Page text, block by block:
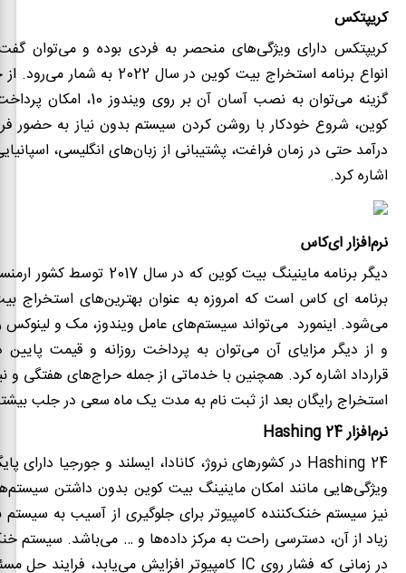
کریپتکس
کریپتکس دارای ویژگی‌های منحصر به فردی بوده و می‌توان
انواع برنامه استخراج بیت کوین
در سال 2022 به شمار
گزینه می‌توان به نصب آسان آن بر
کوین، شروع خودکار با روشن کردن سیستم بدون نیاز به حضور
درآمد حتی در زمان فراغت، پشتیبانی از زبان‌های انگلیسی،
اشاره کرد.
نرم‌افزار ای‌کاس
دیگر برنامه ماینینگ بیت کوین که در
برنامه ای کاس است که امروزه به عنوان بهترین‌های استخراج
می‌شود. اینمورد می‌تواند سیستم‌های عامل ویندوز، مک و لینوکس
و از دیگر مزایای آن می‌توان به پرداخت روزانه و قیمت پایین
قرارداد اشاره کرد. همچنین با خدماتی از جمله حراج‌های هفتگی و
استخراج رایگان بعد از ثبت نام به مدت یک ماه سعی در جلب بیشتر
نرم‌افزارHashing 24
Hashing 24 در کشورهای نروژ، کانادا، ایسلند و جورجیا دارای
ویژگی‌هایی مانند امکان ماینینگ بیت کوین بدون داشتن
نیز سیستم خنک‌کننده کامپیوتر برای جلوگیری از آسیب به سیستم
زیاد از آن، دسترسی راحت به مرکز داده‌ها و … می‌باشد. سیستم
در زمانی که فشار روی IC کامپیوتر افزایش می‌یابد، فرایند حل